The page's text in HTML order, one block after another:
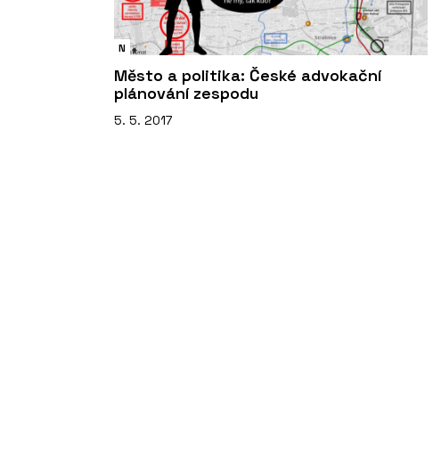
N
Město a politika: České advokační
plánování zespodu
5. 5. 2017